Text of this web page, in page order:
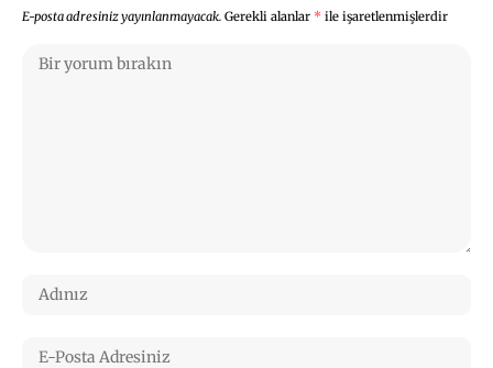
E-posta adresiniz yayınlanmayacak. Gerekli alanlar * ile işaretlenmişlerdir